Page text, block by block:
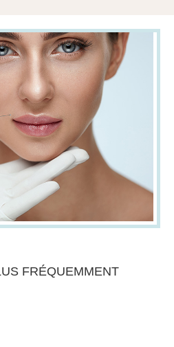
FRÉQUEMMENT